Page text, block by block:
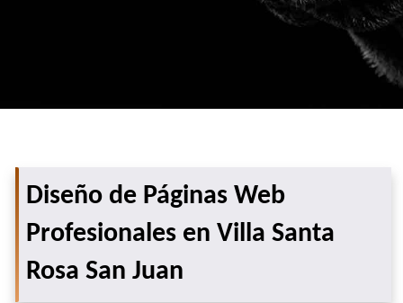
Diseño de Páginas Web
Profesionales en Villa Santa
Rosa San Juan